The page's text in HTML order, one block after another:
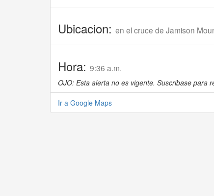
Ubicacion: en el cruce de Jamison
Hora: 9:36 a.m.
OJO: Esta alerta no es vigente. Suscribase para
Ir a Google Maps